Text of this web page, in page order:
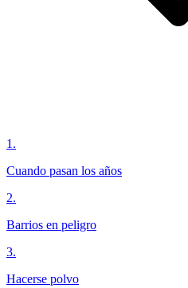
1 .
Cuando pasan los años
2.
Barrios en peligro
3.
Hacerse polvo